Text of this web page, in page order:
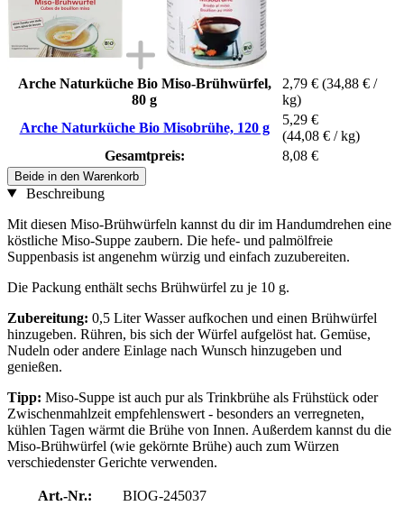
Arche Naturküche Bio Miso-Brühwürfel,
80 g
2,79 € (34,88 € /
kg)
Arche Naturküche Bio Misobrühe, 120 g
5,29 €
(44,08 € / kg)
Gesamtpreis:
8,08 €
Beide in den Warenkorb
Beschreibung
Mit diesen Miso-Brühwürfeln kannst du dir im Handumdrehen eine
köstliche Miso-Suppe zaubern. Die hefe- und palmölfreie
Suppenbasis ist angenehm würzig und einfach zuzubereiten.
Die Packung enthält sechs Brühwürfel zu je 10 g.
Zubereitung: 0,5 Liter Wasser aufkochen und einen Brühwürfel
hinzugeben. Rühren, bis sich der Würfel aufgelöst hat. Gemüse,
Nudeln oder andere Einlage nach Wunsch hinzugeben und
genießen.
Tipp: Miso-Suppe ist auch pur als Trinkbrühe als Frühstück oder
Zwischenmahlzeit empfehlenswert - besonders an verregneten,
kühlen Tagen wärmt die Brühe von Innen. Außerdem kannst du die
Miso-Brühwürfel (wie gekörnte Brühe) auch zum Würzen
verschiedenster Gerichte verwenden.
Art.-Nr.:
BIOG-245037